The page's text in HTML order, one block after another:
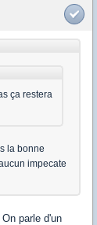
ça restera
la bonne
impecate
parle d'un